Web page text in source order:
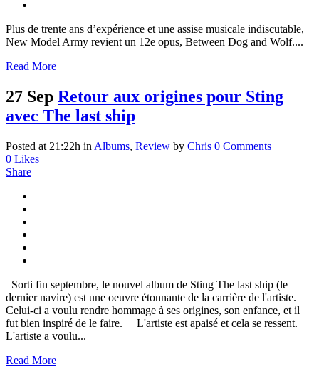
Plus de trente ans d’expérience et une assise musicale indiscutable,
New Model Army revient un 12e opus, Between Dog and Wolf....
Read More
27 Sep Retour aux origines pour Sting
avec The last ship
Posted at 21:22h in Albums, Review by Chris 0 Comments
0 Likes
Share
Sorti fin septembre, le nouvel album de Sting The last ship (le
dernier navire) est une oeuvre étonnante de la carrière de l'artiste.
Celui-ci a voulu rendre hommage à ses origines, son enfance, et il
fut bien inspiré de le faire. L'artiste est apaisé et cela se ressent.
L'artiste a voulu...
Read More